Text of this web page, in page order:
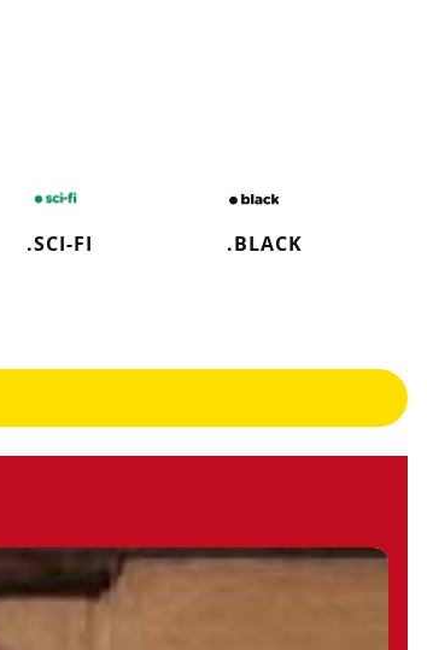
.SCI-FI .BLACK